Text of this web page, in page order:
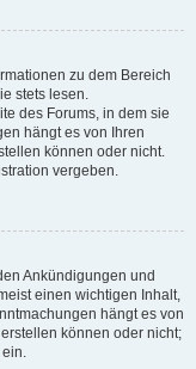
zu dem Bereich
stets lesen.
des Forums, in dem sie
hängt es von Ihren
können oder nicht.
vergeben.
Ankündigungen und
einen wichtigen Inhalt,
hängt es von
können oder nicht;